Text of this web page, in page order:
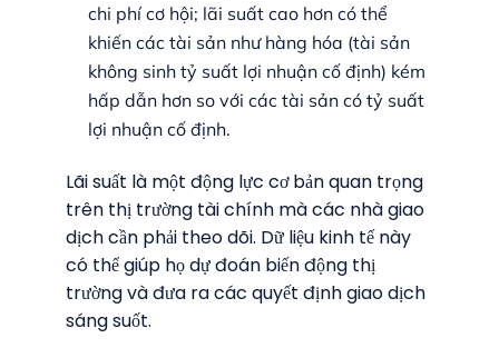
chi phí cơ hội; lãi suất cao hơn có thể
khiến các tài sản như hàng hóa (tài sản
không sinh tỷ suất lợi nhuận cố định) kém
hấp dẫn hơn so với các tài sản có tỷ suất
lợi nhuận cố định.
Lãi suất là một động lực cơ bản quan trọng
trên thị trường tài chính mà các nhà giao
dịch cần phải theo dõi. Dữ liệu kinh tế này
có thể giúp họ dự đoán biến động thị
trường và đưa ra các quyết định giao dịch
sáng suốt.